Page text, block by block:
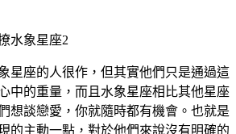
水象星座2
星座的人很作，但其實他們只是通過這
中的重量，而且水象星座相比其他星座
想談戀愛，你就隨時都有機會。也就是
的主動一點，對於他們來說沒有明確的